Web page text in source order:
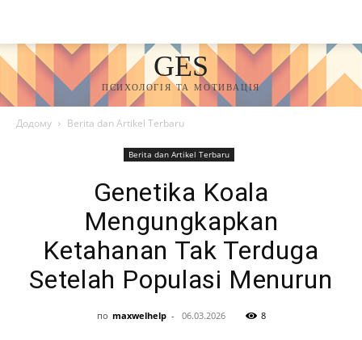
GES
ПСИХОЛОГІЯ ТА МОТИВАЦІЯ
Додому Berita dan Artikel Terbaru
Berita dan Artikel Terbaru
Genetika Koala
Mengungkapkan
Ketahanan Tak Terduga
Setelah Populasi Menurun
по maxwelhelp - 06.03.2026 8